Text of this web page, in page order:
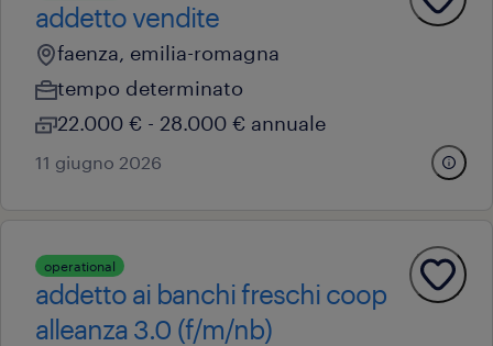
addetto vendite
faenza, emilia-romagna
tempo determinato
22.000 € - 28.000 € annuale
11 giugno 2026
operational
addetto ai banchi freschi coop
alleanza 3.0 (f/m/nb)